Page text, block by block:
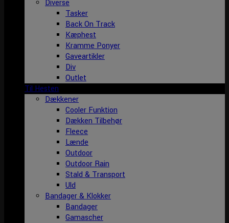
Diverse
Tasker
Back On Track
Kæphest
Kramme Ponyer
Gaveartikler
Div
Outlet
Til Hesten
Dækkener
Cooler Funktion
Dækken Tilbehør
Fleece
Lænde
Outdoor
Outdoor Rain
Stald & Transport
Uld
Bandager & Klokker
Bandager
Gamascher